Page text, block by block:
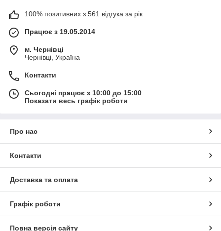
100% позитивних з 561 відгука за рік
Працює з 19.05.2014
м. Чернівці
Чернівці, Україна
Контакти
Сьогодні працює з 10:00 до 15:00
Показати весь графік роботи
Про нас
Контакти
Доставка та оплата
Графік роботи
Повна версія сайту